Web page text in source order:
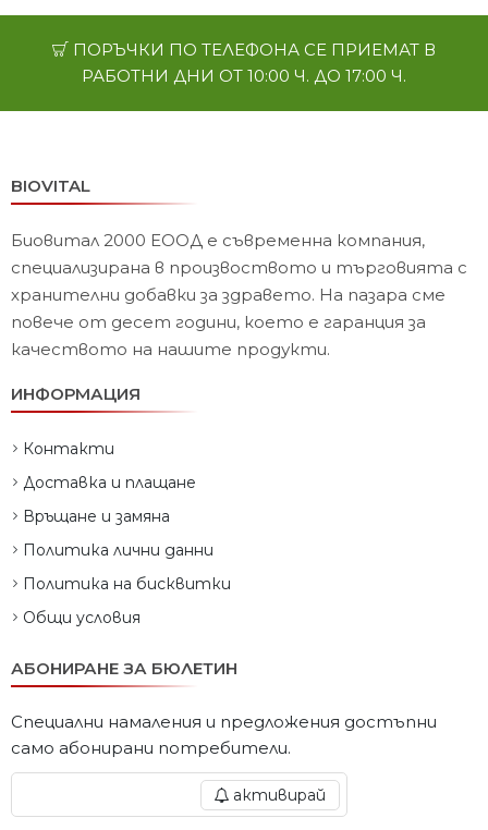
ПОРЪЧКИ ПО ТЕЛЕФОНА СЕ ПРИЕМАТ В
РАБОТНИ ДНИ ОТ 10:00 Ч. ДО 17:00 Ч.
BIOVITAL
Биовитал 2000 ЕООД е съвременна компания,
специализирана в произвоството и търговията с
хранителни добавки за здравето. На пазара сме
повече от десет години, което е гаранция за
качеството на нашите продукти.
ИНФОРМАЦИЯ
Контакти
Доставка и плащане
Връщане и замяна
Политика лични данни
Политика на бисквитки
Общи условия
АБОНИРАНЕ ЗА БЮЛЕТИН
Специални намаления и предложения достъпни
само абонирани потребители.
активирай